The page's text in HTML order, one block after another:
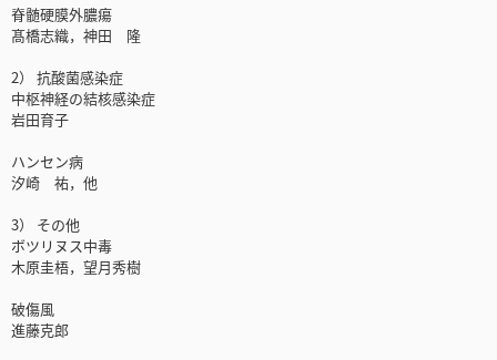
脊髄硬膜外膿瘍
髙橋志織，神田 隆
2） 抗酸菌感染症
中枢神経の結核感染症
岩田育子
ハンセン病
汐崎 祐，他
3） その他
ボツリヌス中毒
木原圭梧，望月秀樹
破傷風
進藤克郎